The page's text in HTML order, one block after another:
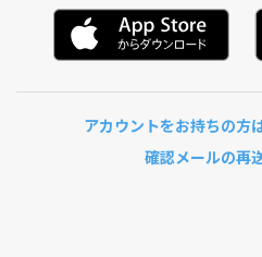
アカウントをお持ちの方
確認メールの再